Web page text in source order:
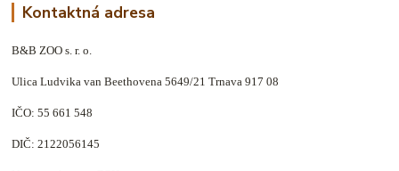
Kontaktná adresa
B&B ZOO s. r. o.
Ulica Ludvika van Beethovena 5649/21 Trnava 917 08
IČO: 55 661 548
DIČ: 2122056145